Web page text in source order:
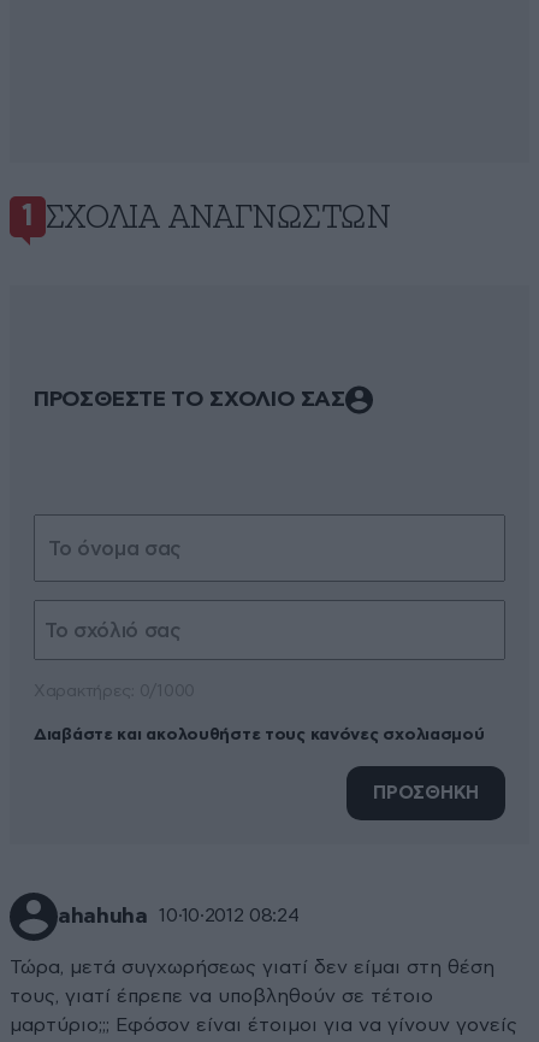
1 ΣΧΌΛΙΑ ΑΝΑΓΝΩΣΤΏΝ
ΠΡΟΣΘΕΣΤΕ ΤΟ ΣΧΟΛΙΟ ΣΑΣ
Διαβάστε και ακολουθήστε τους κανόνες σχολιασμού
ΠΡΟΣΘΗΚΗ
ahahuha 10·10·2012 08:24
Τώρα, μετά συγχωρήσεως γιατί δεν είμαι στη θέση
τους, γιατί έπρεπε να υποβληθούν σε τέτοιο
μαρτύριο;;; Εφόσον είναι έτοιμοι για να γίνουν γονείς